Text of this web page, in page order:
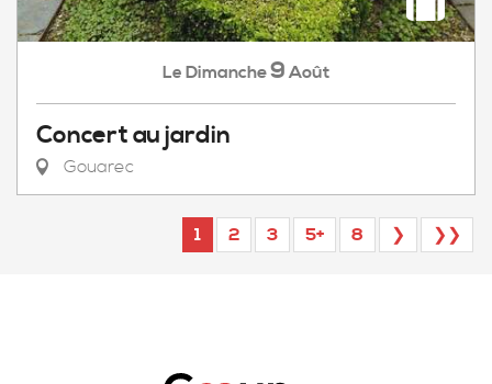
Le Dimanche9 Août
Concert au jardin
Gouarec
1 2 3 5+ 8 ❯ ❯❯